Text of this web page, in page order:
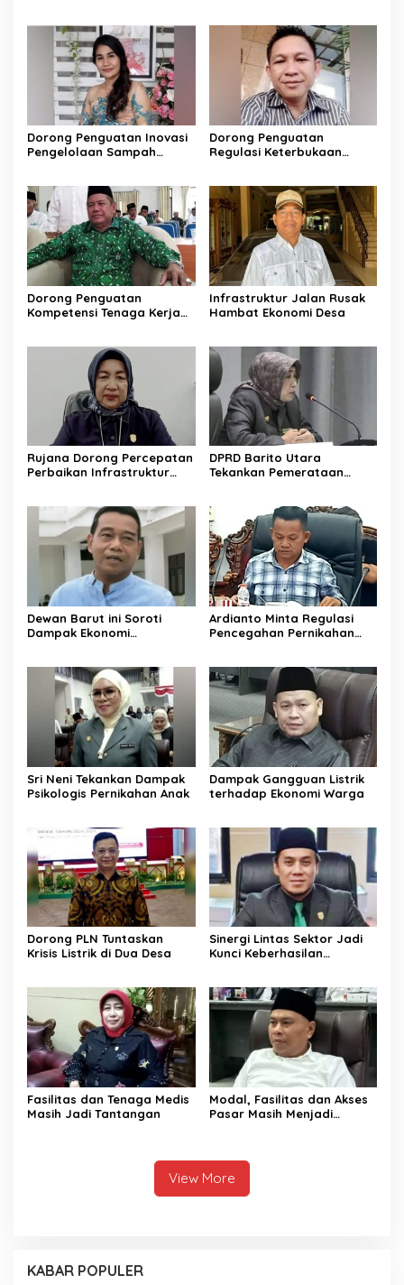
Dorong Penguatan Inovasi
Pengelolaan Sampah
Dorong Penguatan
Regulasi Keterbukaan
Dorong Penguatan
Kompetensi Tenaga Kerja
Infrastruktur Jalan Rusak
Hambat Ekonomi Desa
Rujana Dorong Percepatan
Perbaikan Infrastruktur
DPRD Barito Utara
Tekankan Pemerataan
Dewan Barut ini Soroti
Dampak Ekonomi
Ardianto Minta Regulasi
Pencegahan Pernikahan
Sri Neni Tekankan Dampak
Psikologis Pernikahan Anak
Dampak Gangguan Listrik
terhadap Ekonomi Warga
Dorong PLN Tuntaskan
Krisis Listrik di Dua Desa
Sinergi Lintas Sektor Jadi
Kunci Keberhasilan
Fasilitas dan Tenaga Medis
Masih Jadi Tantangan
Modal, Fasilitas dan Akses
Pasar Masih Menjadi
View More
KABAR POPULER